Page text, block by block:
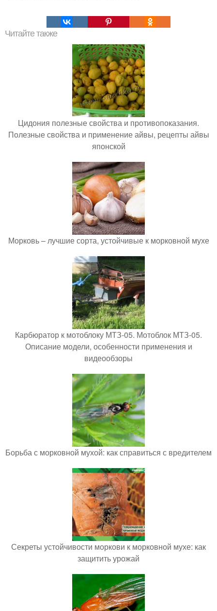
Читайте также
Цидония полезные свойства и противопоказания.
Полезные свойства и применение айвы, рецепты айвы
японской
Морковь – лучшие сорта, устойчивые к морковной мухе
Карбюратор к мотоблоку МТЗ-05. Мотоблок МТЗ-05.
Описание модели, особенности применения и
видеообзоры
Борьба с морковной мухой: как справиться с вредителем
Секреты устойчивости моркови к морковной мухе: как
защитить урожай